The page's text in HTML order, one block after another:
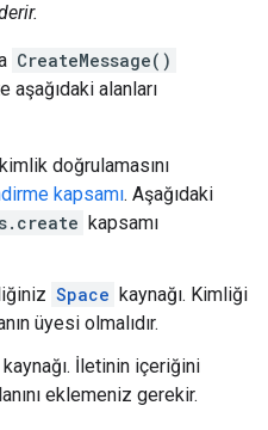
CreateMessage()
alanları
doğrulamasını
kapsamı. Aşağıdaki
kapsamı
Space kaynağı. Kimliği
üyesi olmalıdır.
kaynağı. İletinin içeriğini
eklemeniz gerekir.